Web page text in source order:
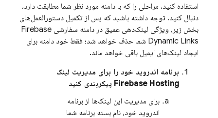
استفاده کنید، مراحلی را که با دامنه مورد نظر شما مطابقت دارد،
دنبال کنید. توجه داشته باشید که پس از تکمیل دستورالعمل‌های
بخش زیر، ویژگی لینک‌دهی عمیق در دامنه سفارشی Firebase
Dynamic Links شما حذف خواهد شد؛ فقط خود دامنه برای
ایجاد لینک‌های ایمیل باقی خواهد ماند.
برنامه اندروید خود را برای مدیریت لینک
Firebase Hosting پیکربندی کنید
برای مدیریت این لینک‌ها از برنامه
اندروید خود، نام بسته برنامه شما